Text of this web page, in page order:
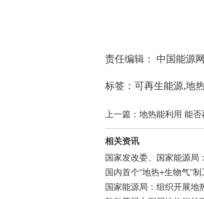
责任编辑： 中国能源网
标签：可再生能源,地
上一篇：地热能利用 能
相关资讯
国家发改委、国家能源局
国内首个“地热+生物气”
国家能源局：组织开展地